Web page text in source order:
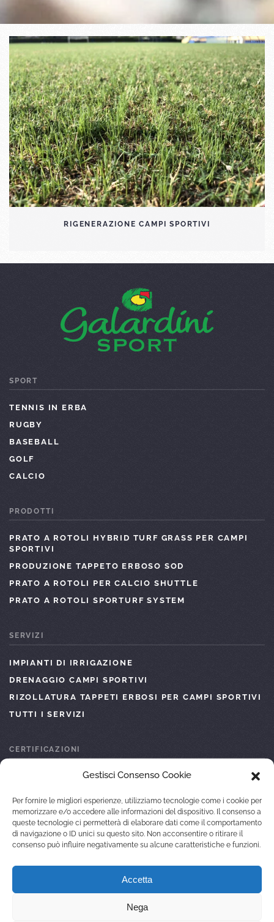
Gestisci Consenso Cookie
Per fornire le migliori esperienze, utilizziamo tecnologie come i cookie per
memorizzare e/o accedere alle informazioni del dispositivo. Il consenso a
queste tecnologie ci permetterà di elaborare dati come il comportamento
di navigazione o ID unici su questo sito. Non acconsentire o ritirare il
consenso può influire negativamente su alcune caratteristiche e funzioni.
Accetta
Nega
RIGENERAZIONE CAMPI SPORTIVI
SPORT
TENNIS IN ERBA
RUGBY
BASEBALL
GOLF
CALCIO
PRODOTTI
PRATO A ROTOLI HYBRID TURF GRASS PER CAMPI
SPORTIVI
PRODUZIONE TAPPETO ERBOSO SOD
PRATO A ROTOLI PER CALCIO SHUTTLE
PRATO A ROTOLI SPORTURF SYSTEM
SERVIZI
IMPIANTI DI IRRIGAZIONE
DRENAGGIO CAMPI SPORTIVI
RIZOLLATURA TAPPETI ERBOSI PER CAMPI SPORTIVI
TUTTI I SERVIZI
CERTIFICAZIONI
ATTESTAZIONE SOA
ISO 14001
© 2022 GALARDINI SPORT DI FEDI MARIELLA
C.F. FDEMLL55D63G713R